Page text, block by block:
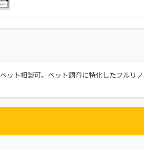
ペット相談可。ペット飼育に特化したフルリ